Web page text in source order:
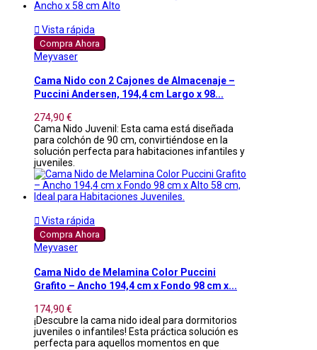
 Vista rápida
Compra Ahora
Meyvaser
Cama Nido con 2 Cajones de Almacenaje –
Puccini Andersen, 194,4 cm Largo x 98...
274,90 €
Cama Nido Juvenil: Esta cama está diseñada
para colchón de 90 cm, convirtiéndose en la
solución perfecta para habitaciones infantiles y
juveniles.
 Vista rápida
Compra Ahora
Meyvaser
Cama Nido de Melamina Color Puccini
Grafito – Ancho 194,4 cm x Fondo 98 cm x...
174,90 €
¡Descubre la cama nido ideal para dormitorios
juveniles o infantiles! Esta práctica solución es
perfecta para aquellos momentos en que